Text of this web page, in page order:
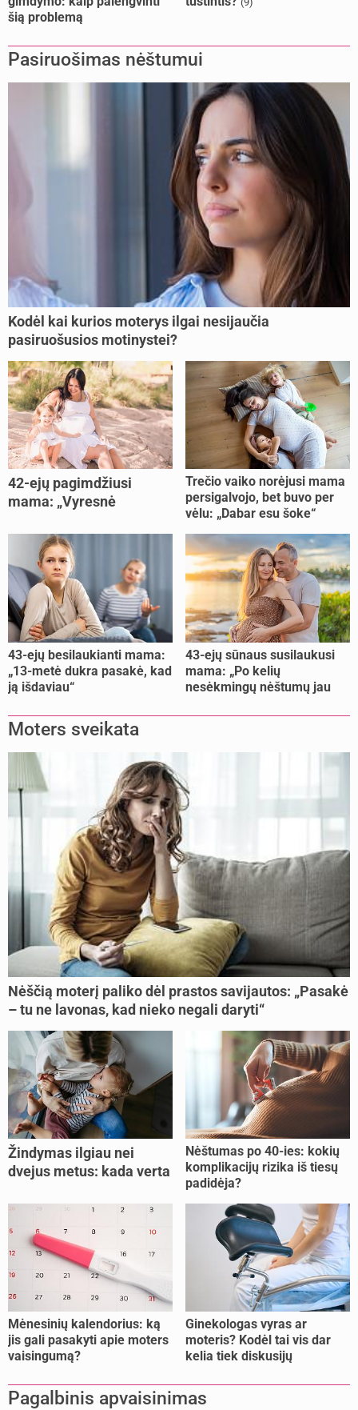
šią problemą
Pasiruošimas nėštumui
Kodėl kai kurios moterys ilgai nesijaučia
pasiruošusios motinystei?
42-ejų pagimdžiusi
mama: „Vyresnė
lengviau“
Trečio vaiko norėjusi mama
persigalvojo, bet buvo per
vėlu: „Dabar esu šoke“
43-ejų besilaukianti mama:
„13-metė dukra pasakė, kad
ją išdaviau“
43-ejų sūnaus susilaukusi
mama: „Po kelių
nesėkmingų nėštumų jau
Moters sveikata
Nėščią moterį paliko dėl prastos savijautos: „Pasakė
– tu ne lavonas, kad nieko negali daryti“
Žindymas ilgiau nei
dvejus metus: kada verta
nujunkyti?
Nėštumas po 40-ies: kokių
komplikacijų rizika iš tiesų
padidėja?
Mėnesinių kalendorius: ką
jis gali pasakyti apie moters
vaisingumą?
Ginekologas vyras ar
moteris? Kodėl tai vis dar
kelia tiek diskusijų
Pagalbinis apvaisinimas